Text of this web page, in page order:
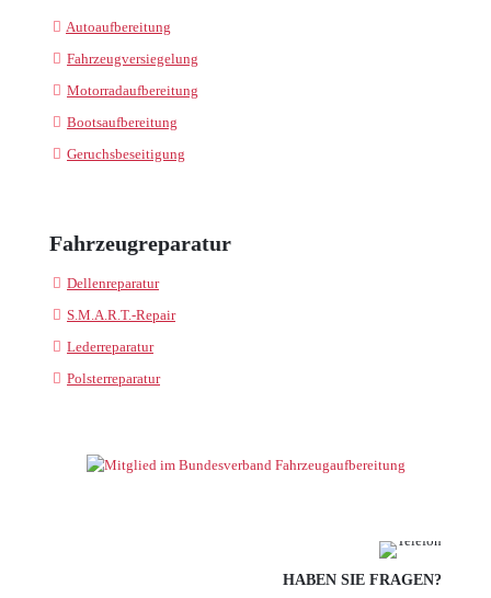
Autoaufbereitung
Fahrzeugversiegelung
Motorradaufbereitung
Bootsaufbereitung
Geruchsbeseitigung
Fahrzeugreparatur
Dellenreparatur
S.M.A.R.T.-Repair
Lederreparatur
Polsterreparatur
HABEN SIE FRAGEN?